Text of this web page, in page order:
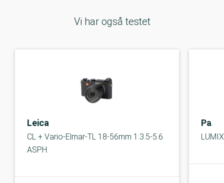
Vi har også testet
Leica
CL + Vario-Elmar-TL 18-56mm 1:3.5-5.6
ASPH.